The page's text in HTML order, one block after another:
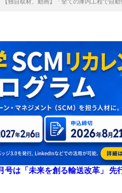
号は「未来を創る輸送改革」 先